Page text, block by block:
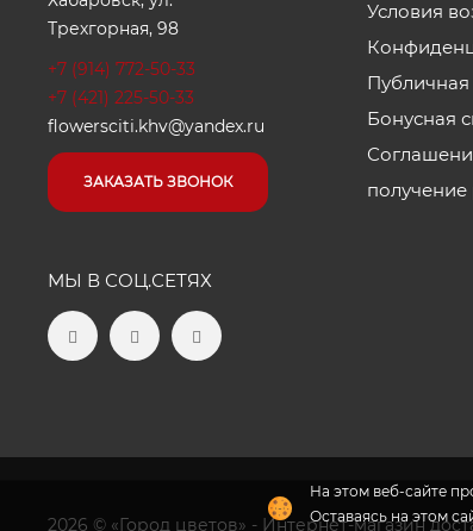
На этом веб-сайте
Оставаясь на этом
Трехгорная, 98
+7 (914) 772-50-33
+7 (421) 225-50-33
flowersciti.khv@yandex.ru
ЗАКАЗАТЬ ЗВОНОК
МЫ В СОЦ.СЕТЯХ
Условия
Бонусная
2026 © «Город цветов» - Интернет-магазин